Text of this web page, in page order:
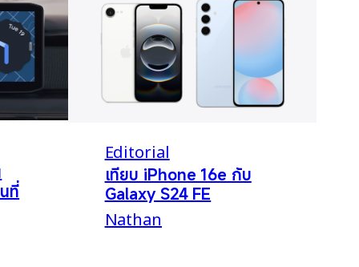
ที่
Editorial
เทียบ iPhone 16e กับ
Galaxy S24 FE
Nathan